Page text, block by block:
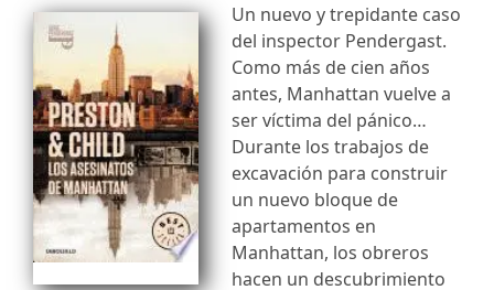
Un nuevo y trepidante caso
del inspector Pendergast.
Como más de cien años
antes, Manhattan vuelve a
ser víctima del pánico…
Durante los trabajos de
excavación para construir
un nuevo bloque de
apartamentos en
Manhattan, los obreros
hacen un descubrimiento